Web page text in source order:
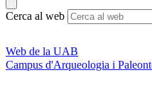
Cerca al web
Web de la UAB
Campus d'Arqueologia i